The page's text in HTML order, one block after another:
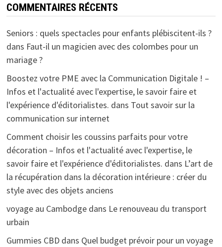
COMMENTAIRES RÉCENTS
Seniors : quels spectacles pour enfants plébiscitent-ils ?
dans Faut-il un magicien avec des colombes pour un
mariage ?
Boostez votre PME avec la Communication Digitale ! –
Infos et l'actualité avec l'expertise, le savoir faire et
l'expérience d'éditorialistes. dans Tout savoir sur la
communication sur internet
Comment choisir les coussins parfaits pour votre
décoration – Infos et l'actualité avec l'expertise, le
savoir faire et l'expérience d'éditorialistes. dans L’art de
la récupération dans la décoration intérieure : créer du
style avec des objets anciens
voyage au Cambodgedans Le renouveau du transport
urbain
Gummies CBDdans Quel budget prévoir pour un voyage